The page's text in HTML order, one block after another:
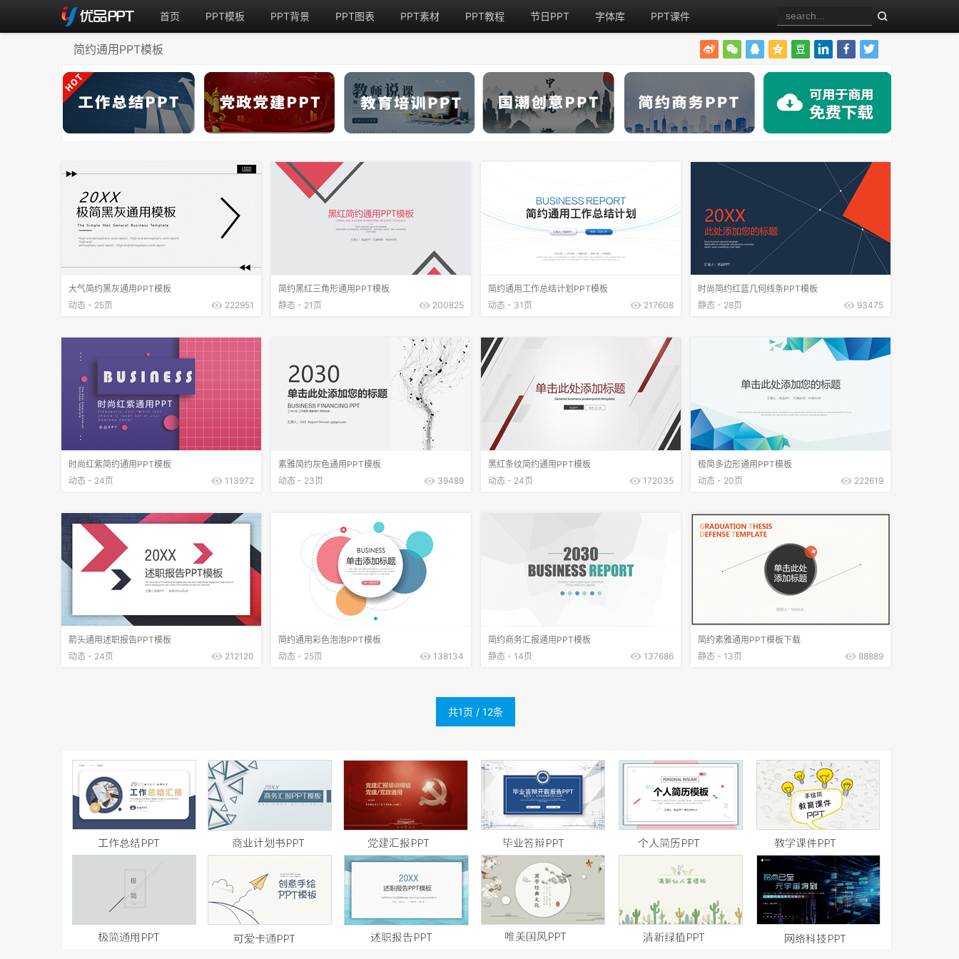
首页 PPT模板 PPT背景 PPT图表 PPT素材 PPT教程 节日PPT 字体库 PPT课件
简约通用PPT模板
大气简约黑灰通用PPT模板
动态 - 25页
222951
简约黑红三角形通用PPT模板
静态 - 21页
200825
简约通用工作总结计划PPT模板
动态 - 31页
217608
时尚简约红蓝几何线条PPT模板
静态 - 28页
93475
时尚红紫简约通用PPT模板
动态 - 24页
113972
素雅简约灰色通用PPT模板
动态 - 23页
39489
黑红条纹简约通用PPT模板
动态 - 24页
172035
极简多边形通用PPT模板
动态 - 20页
222619
箭头通用述职报告PPT模板
动态 - 24页
212120
简约通用彩色泡泡PPT模板
动态 - 25页
138134
简约商务汇报通用PPT模板
静态 - 14页
137686
简约素雅通用PPT模板下载
静态 - 13页
88889
共1页 / 12条